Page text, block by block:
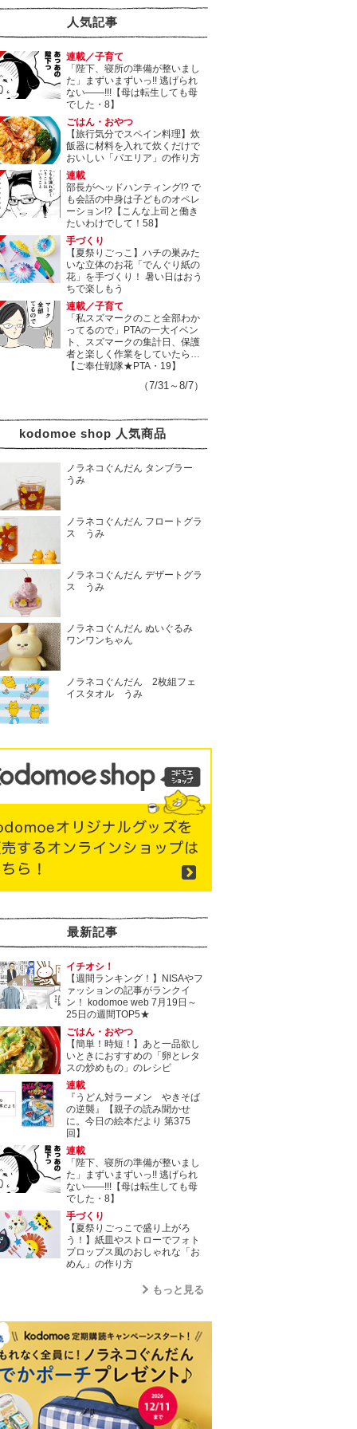
人気記事
連載／子育て
「陛下、寝所の準備が整いまし
た」まずいまずいっ!! 逃げられ
ない――!!!【母は転生しても母
でした・8】
ごはん・おやつ
【旅行気分でスペイン料理】炊
飯器に材料を入れて炊くだけで
おいしい「パエリア」の作り方
連載
部長がヘッドハンティング!? で
も会話の中身は子どものオペレ
ーション!?【こんな上司と働き
たいわけでして！58】
手づくり
【夏祭りごっこ】ハチの巣みた
いな立体のお花「でんぐり紙の
花」を手づくり！ 暑い日はおう
ちで楽しもう
連載／子育て
「私スズマークのこと全部わか
ってるので」PTAの一大イベン
ト、スズマークの集計日、保護
者と楽しく作業をしていたら…
【ご奉仕戦隊★PTA・19】
（7/31～8/7）
kodomoe shop 人気商品
ノラネコぐんだん タンブラー
うみ
ノラネコぐんだん フロートグラ
ス うみ
ノラネコぐんだん デザートグラ
ス うみ
ノラネコぐんだん ぬいぐるみ
ワンワンちゃん
ノラネコぐんだん 2枚組フェ
イスタオル うみ
最新記事
イチオシ！
【週間ランキング！】NISAやフ
ァッションの記事がランクイ
ン！ kodomoe web 7月19日～
25日の週間TOP5★
ごはん・おやつ
【簡単！時短！】あと一品欲し
いときにおすすめの「卵とレタ
スの炒めもの」のレシピ
連載
『うどん対ラーメン やきそば
の逆襲』【親子の読み聞かせ
に。今日の絵本だより 第375
回】
連載
「陛下、寝所の準備が整いまし
た」まずいまずいっ!! 逃げられ
ない――!!!【母は転生しても母
でした・8】
手づくり
【夏祭りごっこで盛り上がろ
う！】紙皿やストローでフォト
プロップス風のおしゃれな「お
めん」の作り方
もっと見る